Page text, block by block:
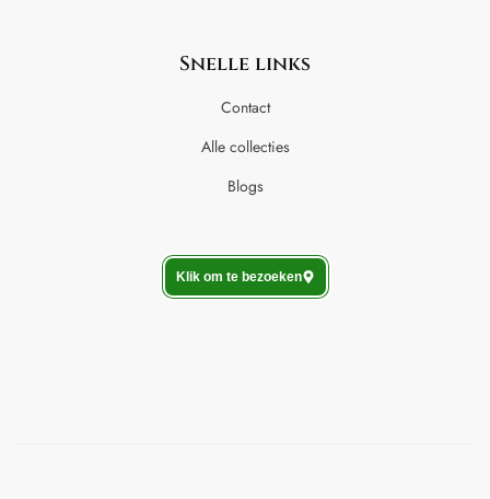
Snelle links
Contact
Alle collecties
Blogs
Klik om te bezoeken